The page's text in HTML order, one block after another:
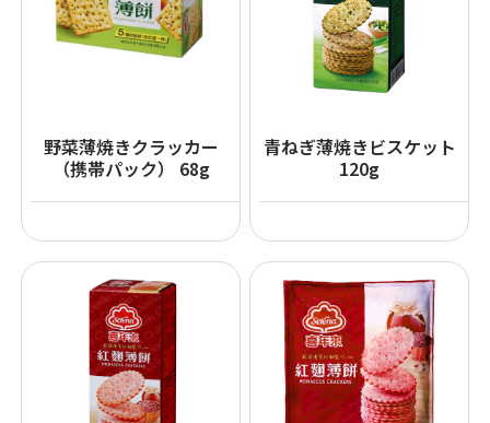
野菜薄焼きクラッカー
（携帯パック） 68g
青ねぎ薄焼きビスケット
120g